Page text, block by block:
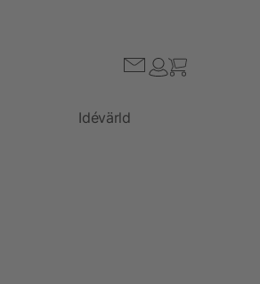
Idévärld